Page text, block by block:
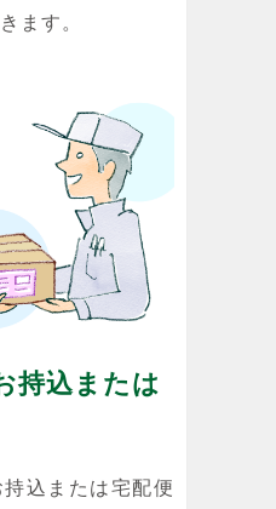
ます。
持込または
込または宅配便